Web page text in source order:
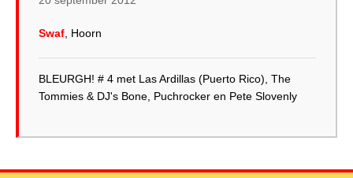
Swaf , Hoorn
BLEURGH! # 4 met Las Ardillas (Puerto Rico), The
Tommies & DJ's Bone, Puchrocker en Pete Slovenly